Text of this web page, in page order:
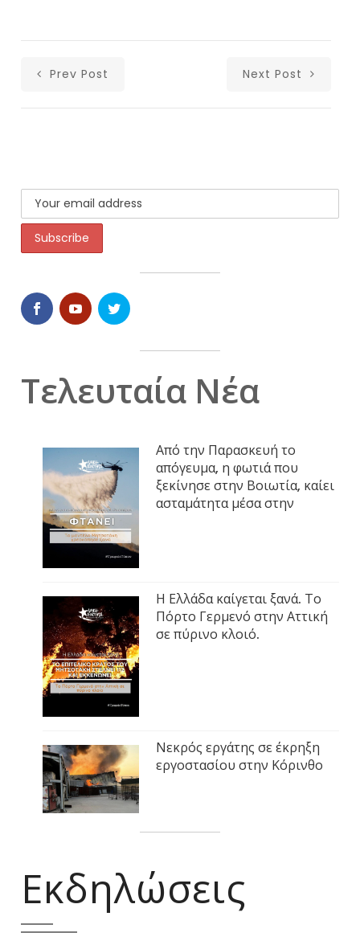
Prev Post Next Post
Τελευταία Νέα
Από την Παρασκευή το
απόγευμα, η φωτιά που
ξεκίνησε στην Βοιωτία, καίει
ασταμάτητα μέσα στην
Η Ελλάδα καίγεται ξανά. Το
Πόρτο Γερμενό στην Αττική
σε πύρινο κλοιό.
Νεκρός εργάτης σε έκρηξη
εργοστασίου στην Κόρινθο
Εκδηλώσεις